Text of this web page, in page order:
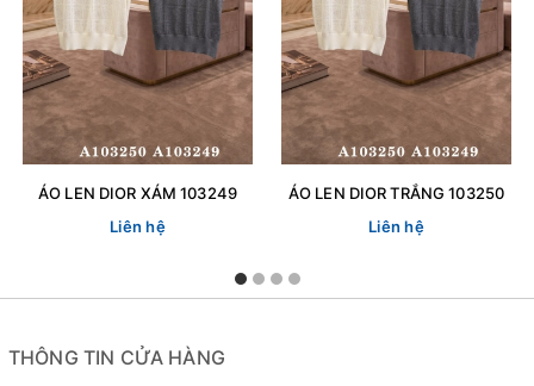
ÁO LEN DIOR XÁM 103249
Liên hệ
ÁO LEN DIOR TRẮNG 103250
Liên hệ
THÔNG TIN CỬA HÀNG